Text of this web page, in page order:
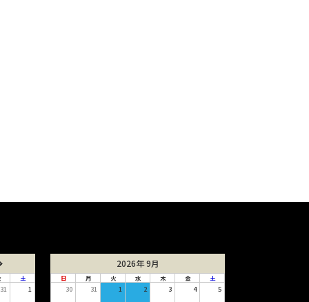
土
31 1
2026年 9月
日 月 火 水 木 金 土
30 31 1 2 3 4 5